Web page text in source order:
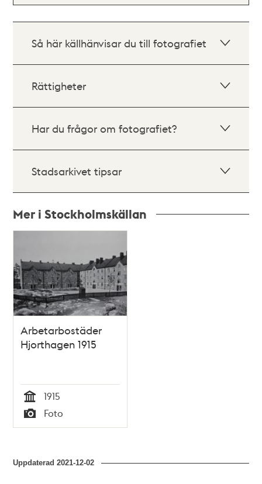
Så här källhänvisar du till fotografiet
Rättigheter
Har du frågor om fotografiet?
Stadsarkivet tipsar
Mer i Stockholmskällan
och
teman
Arbetarbostäder
Hjorthagen 1915
Tid
1915
Typ
Foto
Uppdaterad2021-12-02